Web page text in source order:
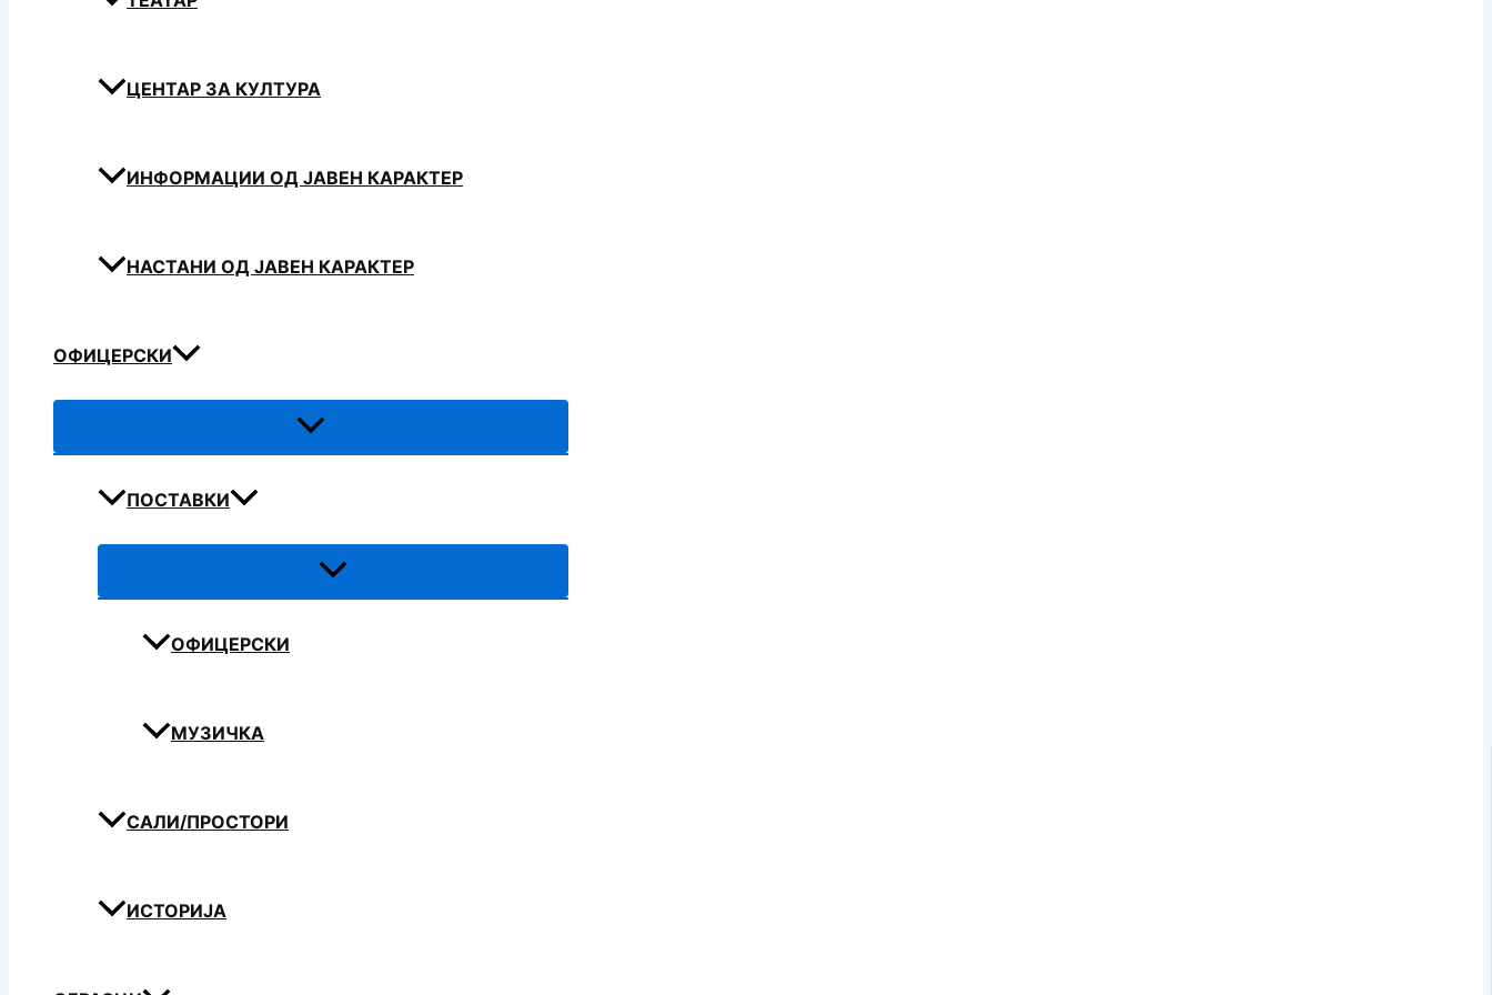
ЦЕНТАР ЗА КУЛТУРА
ИНФОРМАЦИИ ОД ЈАВЕН КАРАКТЕР
НАСТАНИ ОД ЈАВЕН КАРАКТЕР
ОФИЦЕРСКИ
ПОСТАВКИ
ОФИЦЕРСКИ
МУЗИЧКА
САЛИ/ПРОСТОРИ
ИСТОРИЈА